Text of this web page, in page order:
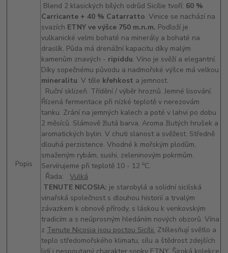
Popis
Blend 2 klasických bílých odrůd Sicílie tvoří: 60 %
Carricante + 40 % Catarratto. Vinice se nachází na
svazích ETNY ve výšce 750 m.n.m. Podloží je
vulkanické velmi bohaté na minerály a bohaté na
draslík. Půda má drenážní kapacitu díky malým
kamenům znavých - ripiddu. Víno je svěží a elegantní.
Díky sopečnému původu a nadmořské výšce má velkou
mineralitu. V těle křehkost a jemnost.
Ruční sklizeň. Třídění / výběr hroznů. Jemné lisování.
Řízená fermentace při nízké teplotě v nerezovám
tanku. Zrání na jemných kalech a poté v lahvi po dobu
2 měsíců. Slámově žlutá barva. Aroma žlutých hrušek a
aromatických bylin. V chuti slanost a svěžest. Středně
dlouhá perzistence. Vhodné k mořským plodům,
smaženým rybám, sushi, zeleninovým pokrmům.
Servírujeme při teplotě 10 - 12oC.
Řada:Vulká
TENUTE NICOSIA: je starobylá a solidní sicilská
vinařská společnost s dlouhou historií a trvalým
závazkem k obnově přírody, s láskou k venkovským
tradicím a s neúprosným hledáním nových obzorů. Vína
z Tenute Nicosia jsou poctou Sicílii. Ztělesňují světlo a
teplo středomořského klimatu, sílu a štědrost zdejších
lidí i nespoutaný charakter sopky ETNY. Široká kolekce